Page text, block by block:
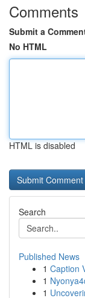
Comments
Submit a
No HTML
HTML is disabled
Search
Published News
1 Caption
1
1